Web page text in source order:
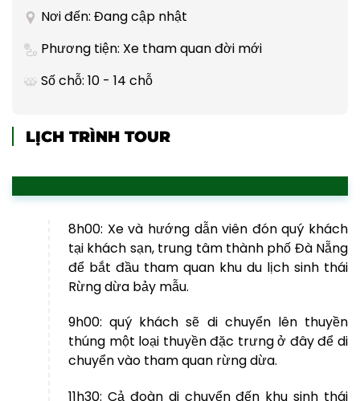
Nơi đến: Đang cập nhật
Phương tiện: Xe tham quan đời mới
Số chỗ: 10 - 14 chỗ
LỊCH TRÌNH TOUR
8h00: Xe và hướng dẫn viên đón quý khách
tại khách sạn, trung tâm thành phố Đà Nẵng
để bắt đầu tham quan khu du lịch sinh thái
Rừng dừa bảy mẫu.
9h00: quý khách sẽ di chuyển lên thuyền
thúng một loại thuyền đặc trưng ở đây để di
chuyển vào tham quan rừng dừa.
11h30: Cả đoàn di chuyển đến khu sinh thái